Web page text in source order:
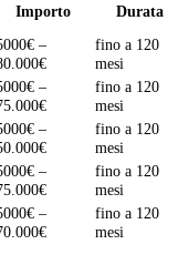
Importo Durata
–
fino a 120
mesi
–
fino a 120
mesi
–
fino a 120
mesi
–
fino a 120
mesi
–
fino a 120
mesi